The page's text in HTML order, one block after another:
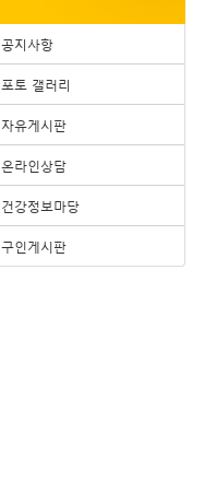
공지사항
포토 갤러리
자유게시판
온라인상담
건강정보마당
구인게시판